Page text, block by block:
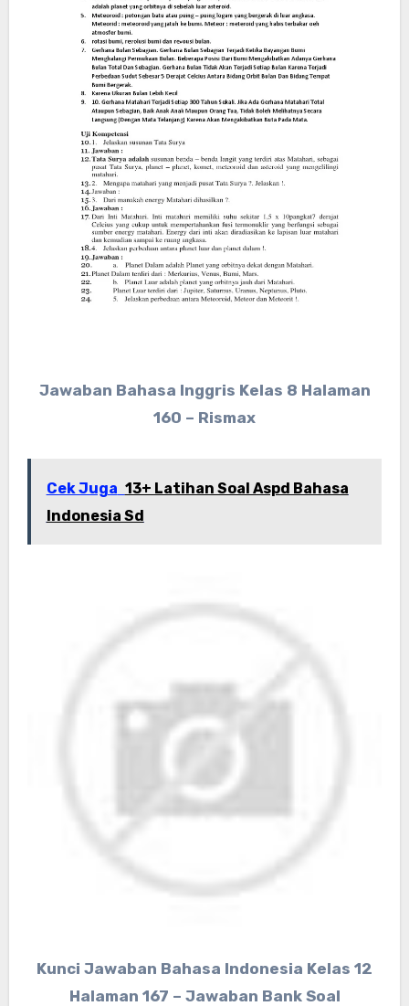
Jawaban Bahasa Inggris Kelas 8 Halaman
160 – Rismax
Cek Juga 13+ Latihan Soal Aspd Bahasa
Indonesia Sd
Kunci Jawaban Bahasa Indonesia Kelas 12
Halaman 167 – Jawaban Bank Soal